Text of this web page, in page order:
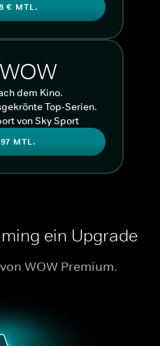
€ MTL.
dem Kino.
Top-Serien.
von Sky Sport
MTL.
ein Upgrade
WOW Premium.